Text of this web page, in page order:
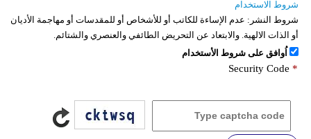
شروط الاستخدام
شروط النشر: عدم الإساءة للكاتب أو للأشخاص أو للمقدسات أو مهاجمة الأديان
أو الذات الالهية. والابتعاد عن التحريض الطائفي والعنصري والشتائم.
اُوافق على شروط الأستخدام
Security Code *